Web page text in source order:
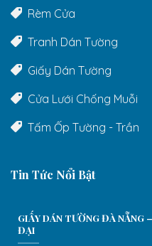
Rèm Cửa
Tranh Dán Tường
Giấy Dán Tường
Cửa Lưới Chống Muỗi
Tấm Ốp Tường - Trần
Tin Tức Nổi Bật
GIẤY DÁN TƯỜNG ĐÀ NẴNG
ĐẠI